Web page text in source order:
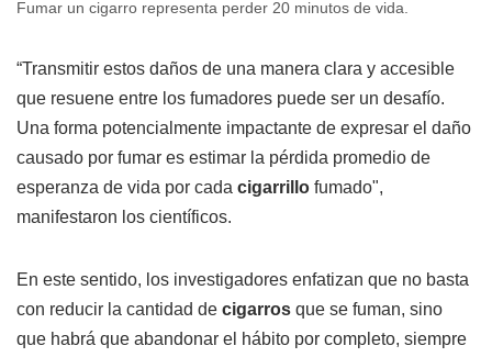
Fumar un cigarro representa perder 20 minutos de vida.
“Transmitir estos daños de una manera clara y accesible
que resuene entre los fumadores puede ser un desafío.
Una forma potencialmente impactante de expresar el daño
causado por fumar es estimar la pérdida promedio de
esperanza de vida por cada cigarrillo fumado",
manifestaron los científicos.
En este sentido, los investigadores enfatizan que no basta
con reducir la cantidad de cigarros que se fuman, sino
que habrá que abandonar el hábito por completo, siempre